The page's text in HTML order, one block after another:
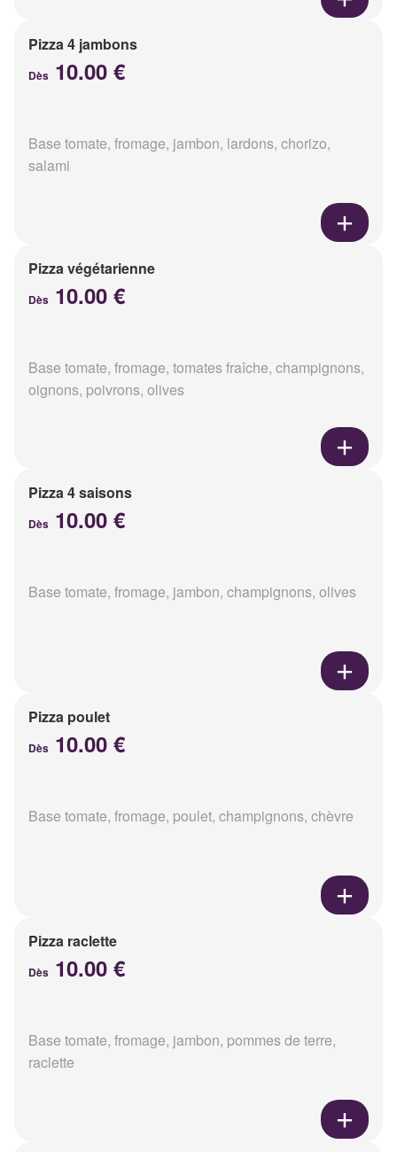
Pizza 4 jambons
Dès 10.00 €
Base tomate, fromage, jambon, lardons, chorizo,
salami
Pizza végétarienne
Dès 10.00 €
Base tomate, fromage, tomates fraîche, champignons,
oignons, poivrons, olives
Pizza 4 saisons
Dès 10.00 €
Base tomate, fromage, jambon, champignons, olives
Pizza poulet
Dès 10.00 €
Base tomate, fromage, poulet, champignons, chèvre
Pizza raclette
Dès 10.00 €
Base tomate, fromage, jambon, pommes de terre,
raclette